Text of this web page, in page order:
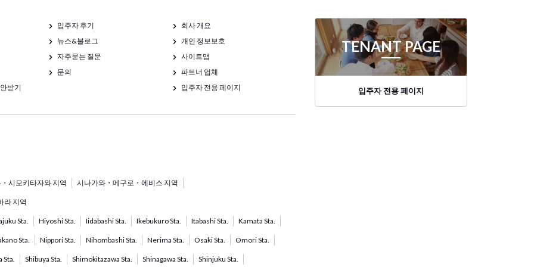
받기
입주자 후기
뉴스&블로그
자주묻는 질문
문의
회사 개요
개인 정보보호
사이트맵
파트너 업체
입주자 전용 페이지
시모키타자와 지역 시나가와・메구로・에비스 지역
라 지역
Sta. Hiyoshi Sta. Iidabashi Sta. Ikebukuro Sta. Itabashi Sta. Kamata Sta.
Sta. Nippori Sta. Nihombashi Sta. Nerima Sta. Osaki Sta. Omori Sta.
Sta. Shibuya Sta. Shimokitazawa Sta. Shinagawa Sta. Shinjuku Sta.
TENANT PAGE
입주자 전용 페이지